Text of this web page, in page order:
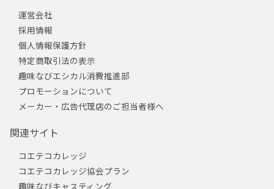
運営会社
採用情報
個人情報保護方針
特定商取引法の表示
趣味なびエシカル消費推進部
プロモーションについて
メーカー・広告代理店のご担当者様へ
関連サイト
コエテコカレッジ
コエテコカレッジ協会プラン
趣味なびキャスティング